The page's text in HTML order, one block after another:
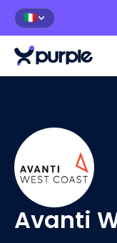
🇮🇹
Avanti